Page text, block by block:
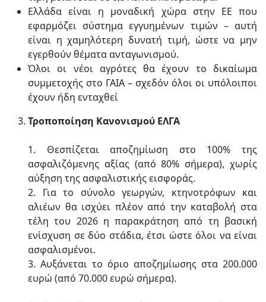
Ελλάδα είναι η μοναδική χώρα στην ΕΕ που
εφαρμόζει σύστημα εγγυημένων τιμών – αυτή
είναι η χαμηλότερη δυνατή τιμή, ώστε να μην
εγερθούν θέματα ανταγωνισμού.
Όλοι οι νέοι αγρότες θα έχουν το δικαίωµα
συµµετοχής στο ΓΑΙΑ – σχεδόν όλοι οι υπόλοιποι
έχουν ήδη ενταχθεί
Τροποποίηση Κανονισμού ΕΛΓΑ
1. Θεσπίζεται αποζημίωση στο 100% της
ασφαλιζόμενης αξίας (από 80% σήμερα), χωρίς
αύξηση της ασφαλιστικής εισφοράς.
2. Για το σύνολο γεωργών, κτηνοτρόφων και
αλιέων θα ισχύει πλέον από την καταβολή στα
τέλη του 2026 η παρακράτηση από τη βασική
ενίσχυση σε δύο στάδια, έτσι ώστε όλοι να είναι
ασφαλισμένοι.
3. Αυξάνεται το όριο αποζημίωσης στα 200.000
ευρώ (από 70.000 ευρώ σήμερα).